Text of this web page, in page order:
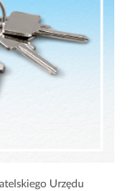
Urzędu